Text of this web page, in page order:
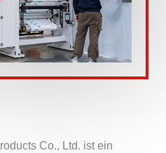
Co., Ltd. ist ein